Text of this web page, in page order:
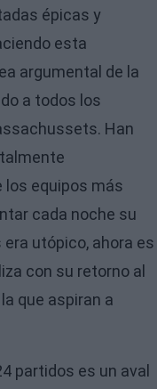
épicas y
esta
argumental de la
a todos los
Han
los equipos más
cada noche su
utópico, ahora es
con su retorno al
que aspiran a
partidos es un aval